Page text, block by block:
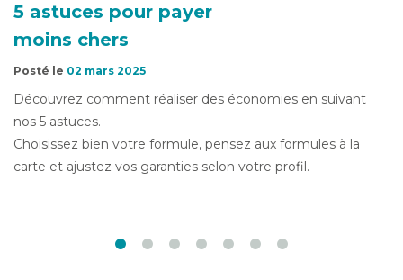
5 astuces pour payer
moins chers
Posté le 02 mars 2025
Découvrez comment réaliser des économies en suivant
nos 5 astuces.
Choisissez bien votre formule, pensez aux formules à la
carte et ajustez vos garanties selon votre profil.